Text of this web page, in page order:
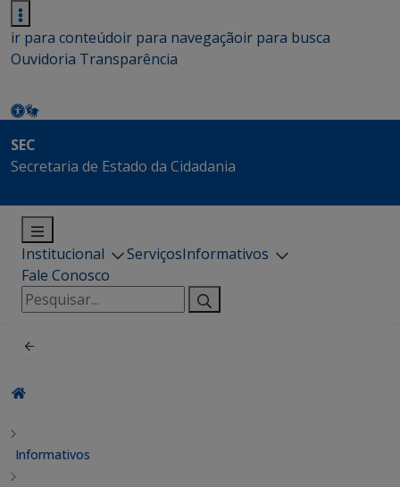
ir para conteúdoir para navegaçãoir para busca
Ouvidoria Transparência
SEC
Secretaria de Estado da Cidadania
Institucional ServiçosInformativos
Fale Conosco
Pesquisar
por:
Informativos